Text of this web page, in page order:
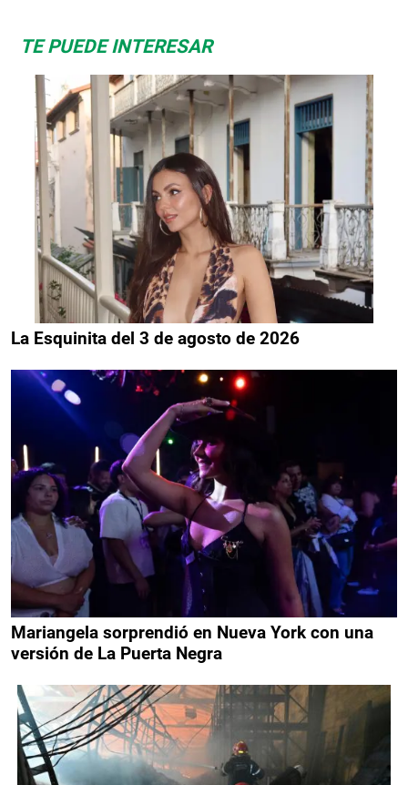
TE PUEDE INTERESAR
La Esquinita del 3 de agosto de 2026
Mariangela sorprendió en Nueva York con una
versión de La Puerta Negra